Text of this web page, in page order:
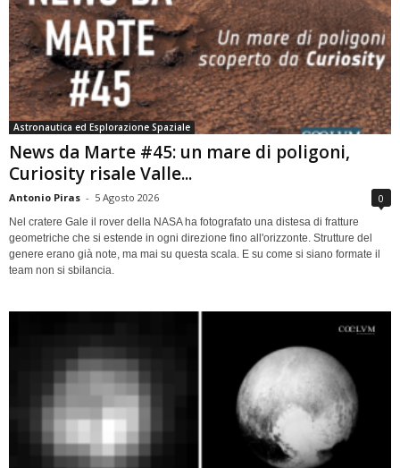
Astronautica ed Esplorazione Spaziale
News da Marte #45: un mare di poligoni,
Curiosity risale Valle...
Antonio Piras - 5 Agosto 2026 0
Nel cratere Gale il rover della NASA ha fotografato una distesa di fratture
geometriche che si estende in ogni direzione fino all'orizzonte. Strutture del
genere erano già note, ma mai su questa scala. E su come si siano formate il
team non si sbilancia.